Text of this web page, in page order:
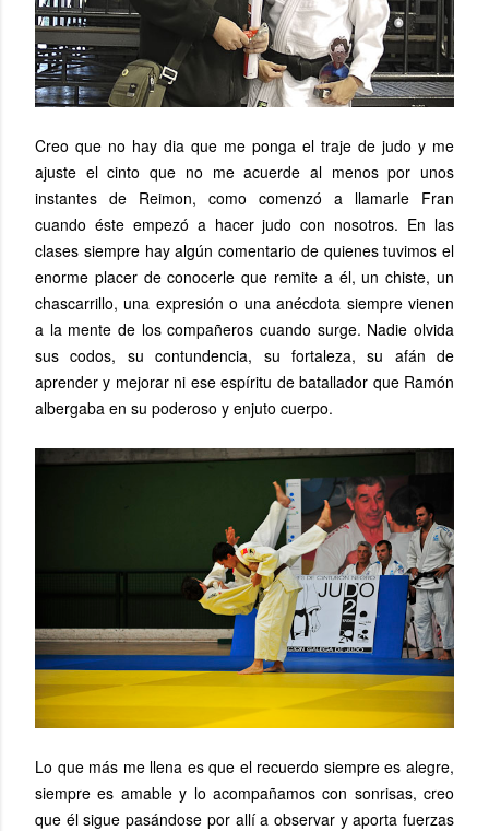
Creo que no hay dia que me ponga el traje de judo y me
ajuste el cinto que no me acuerde al menos por unos
instantes de Reimon, como comenzó a llamarle Fran
cuando éste empezó a hacer judo con nosotros. En las
clases siempre hay algún comentario de quienes tuvimos el
enorme placer de conocerle que remite a él, un chiste, un
chascarrillo, una expresión o una anécdota siempre vienen
a la mente de los compañeros cuando surge. Nadie olvida
sus codos, su contundencia, su fortaleza, su afán de
aprender y mejorar ni ese espíritu de batallador que Ramón
albergaba en su poderoso y enjuto cuerpo.
Lo que más me llena es que el recuerdo siempre es alegre,
siempre es amable y lo acompañamos con sonrisas, creo
que él sigue pasándose por allí a observar y aporta fuerzas